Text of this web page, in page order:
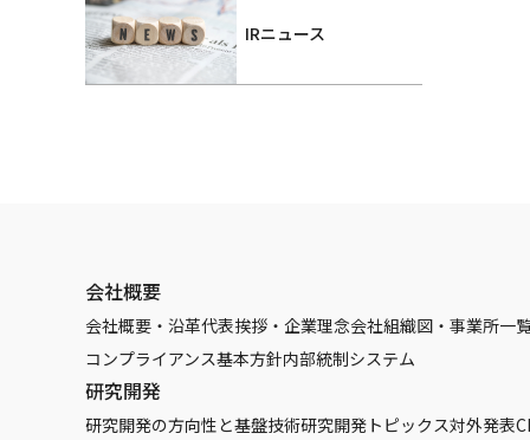
IRニュース
会社概要
会社概要・沿革代表挨拶・企業理念会社組織図・事業所一
コンプライアンス基本方針内部統制システム
研究開発
研究開発の方向性と基盤技術研究開発トピックス対外発表